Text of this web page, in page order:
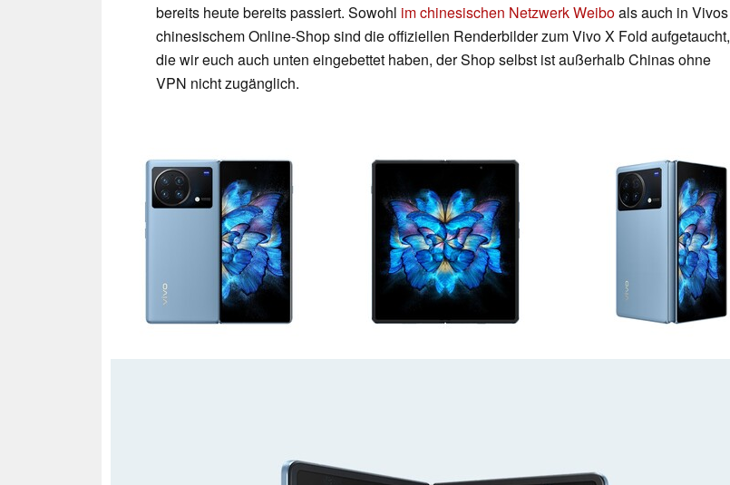
bereits heute bereits passiert. Sowohl im chinesischen Netzwerk Weiboals auch in Vivos
chinesischem Online-Shop sind die offiziellen Renderbilder zum Vivo X Fold aufgetaucht,
die wir euch auch unten eingebettet haben, der Shop selbst ist außerhalb Chinas ohne
VPN nicht zugänglich.